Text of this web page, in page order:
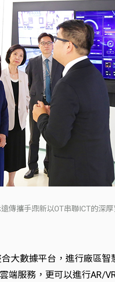
傳攜手鼎新以OT串聯ICT的深
大數據平台，進行廠區
服務，更可以進行AR/